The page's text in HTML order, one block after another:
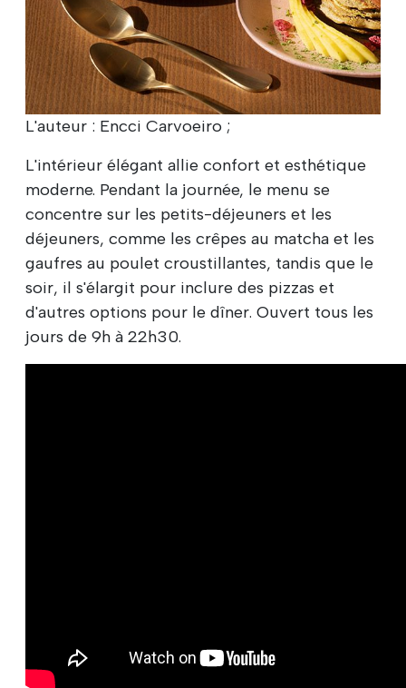
L'auteur : Encci Carvoeiro ;
L'intérieur élégant allie confort et esthétique
moderne. Pendant la journée, le menu se
concentre sur les petits-déjeuners et les
déjeuners, comme les crêpes au matcha et les
gaufres au poulet croustillantes, tandis que le
soir, il s'élargit pour inclure des pizzas et
d'autres options pour le dîner. Ouvert tous les
jours de 9h à 22h30.